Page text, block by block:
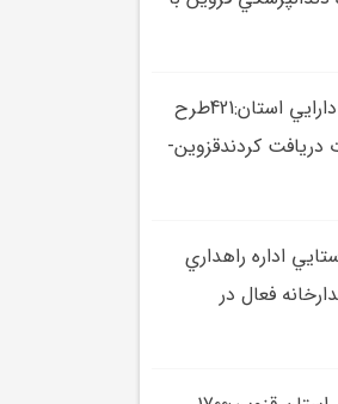
مديرکل امور اقتصادي و دارايي استان:421طرح
دريافت کردندقزوين-
اداره راهداري
33راهدارخانه فعال در